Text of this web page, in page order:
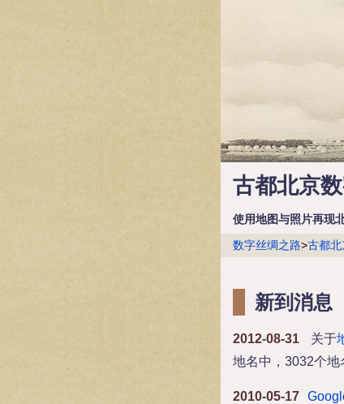
古都北京
使用地图与照片再现
数字丝绸之路>古都北
新到消息
2012-08-31 关于
地名中，3032个地
2010-05-17